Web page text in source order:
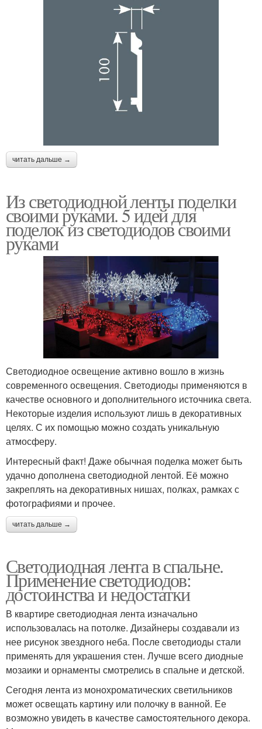
читать дальше →
Из светодиодной ленты поделки
своими руками. 5 идей для
поделок из светодиодов своими
руками
Светодиодное освещение активно вошло в жизнь
современного освещения. Светодиоды применяются в
качестве основного и дополнительного источника света.
Некоторые изделия используют лишь в декоративных
целях. С их помощью можно создать уникальную
атмосферу.
Интересный факт! Даже обычная поделка может быть
удачно дополнена светодиодной лентой. Её можно
закреплять на декоративных нишах, полках, рамках с
фотографиями и прочее.
читать дальше →
Светодиодная лента в спальне.
Применение светодиодов:
достоинства и недостатки
В квартире светодиодная лента изначально
использовалась на потолке. Дизайнеры создавали из
нее рисунок звездного неба. После светодиоды стали
применять для украшения стен. Лучше всего диодные
мозаики и орнаменты смотрелись в спальне и детской.
Сегодня лента из монохроматических светильников
может освещать картину или полочку в ванной. Ее
возможно увидеть в качестве самостоятельного декора.